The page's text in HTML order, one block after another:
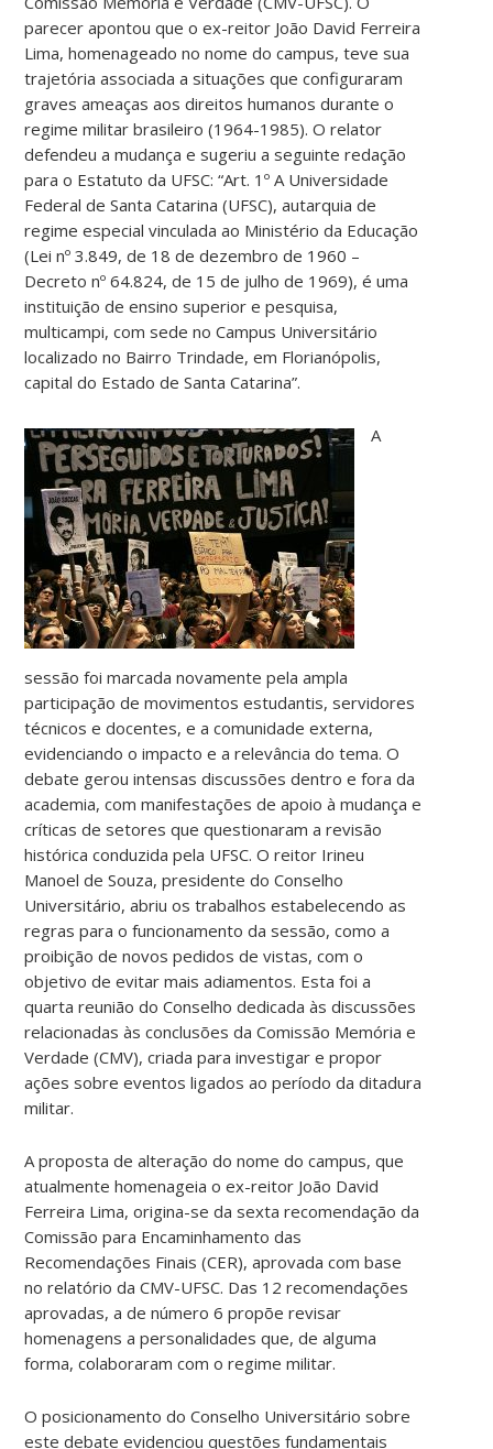
parecer apontou que o ex-reitor João David Ferreira
Lima, homenageado no nome do campus, teve sua
trajetória associada a situações que configuraram
graves ameaças aos direitos humanos durante o
regime militar brasileiro (1964-1985). O relator
defendeu a mudança e sugeriu a seguinte redação
para o Estatuto da UFSC: “Art. 1º A Universidade
Federal de Santa Catarina (UFSC), autarquia de
regime especial vinculada ao Ministério da Educação
(Lei nº 3.849, de 18 de dezembro de 1960 –
Decreto nº 64.824, de 15 de julho de 1969), é uma
instituição de ensino superior e pesquisa,
multicampi, com sede no Campus Universitário
localizado no Bairro Trindade, em Florianópolis,
capital do Estado de Santa Catarina”.
A
sessão foi marcada novamente pela ampla
participação de movimentos estudantis, servidores
técnicos e docentes, e a comunidade externa,
evidenciando o impacto e a relevância do tema. O
debate gerou intensas discussões dentro e fora da
academia, com manifestações de apoio à mudança e
críticas de setores que questionaram a revisão
histórica conduzida pela UFSC. O reitor Irineu
Manoel de Souza, presidente do Conselho
Universitário, abriu os trabalhos estabelecendo as
regras para o funcionamento da sessão, como a
proibição de novos pedidos de vistas, com o
objetivo de evitar mais adiamentos. Esta foi a
quarta reunião do Conselho dedicada às discussões
relacionadas às conclusões da Comissão Memória e
Verdade (CMV), criada para investigar e propor
ações sobre eventos ligados ao período da ditadura
militar.
A proposta de alteração do nome do campus, que
atualmente homenageia o ex-reitor João David
Ferreira Lima, origina-se da sexta recomendação da
Comissão para Encaminhamento das
Recomendações Finais (CER), aprovada com base
no relatório da CMV-UFSC. Das 12 recomendações
aprovadas, a de número 6 propõe revisar
homenagens a personalidades que, de alguma
forma, colaboraram com o regime militar.
O posicionamento do Conselho Universitário sobre
este debate evidenciou questões fundamentais